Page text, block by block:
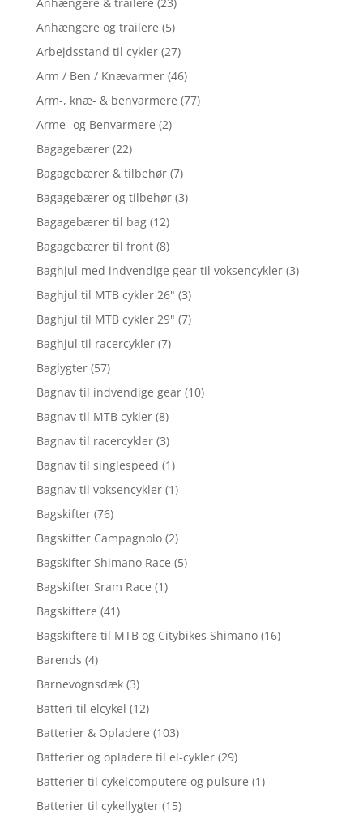
Anhængere og trailere (5)
Arbejdsstand til cykler (27)
Arm / Ben / Knævarmer (46)
Arm-, knæ- & benvarmere (77)
Arme- og Benvarmere (2)
Bagagebærer (22)
Bagagebærer & tilbehør (7)
Bagagebærer og tilbehør (3)
Bagagebærer til bag (12)
Bagagebærer til front (8)
Baghjul med indvendige gear til voksencykler (3)
Baghjul til MTB cykler 26" (3)
Baghjul til MTB cykler 29" (7)
Baghjul til racercykler (7)
Baglygter (57)
Bagnav til indvendige gear (10)
Bagnav til MTB cykler (8)
Bagnav til racercykler (3)
Bagnav til singlespeed (1)
Bagnav til voksencykler (1)
Bagskifter (76)
Bagskifter Campagnolo (2)
Bagskifter Shimano Race (5)
Bagskifter Sram Race (1)
Bagskiftere (41)
Bagskiftere til MTB og Citybikes Shimano (16)
Barends (4)
Barnevognsdæk (3)
Batteri til elcykel (12)
Batterier & Opladere (103)
Batterier og opladere til el-cykler (29)
Batterier til cykelcomputere og pulsure (1)
Batterier til cykellygter (15)